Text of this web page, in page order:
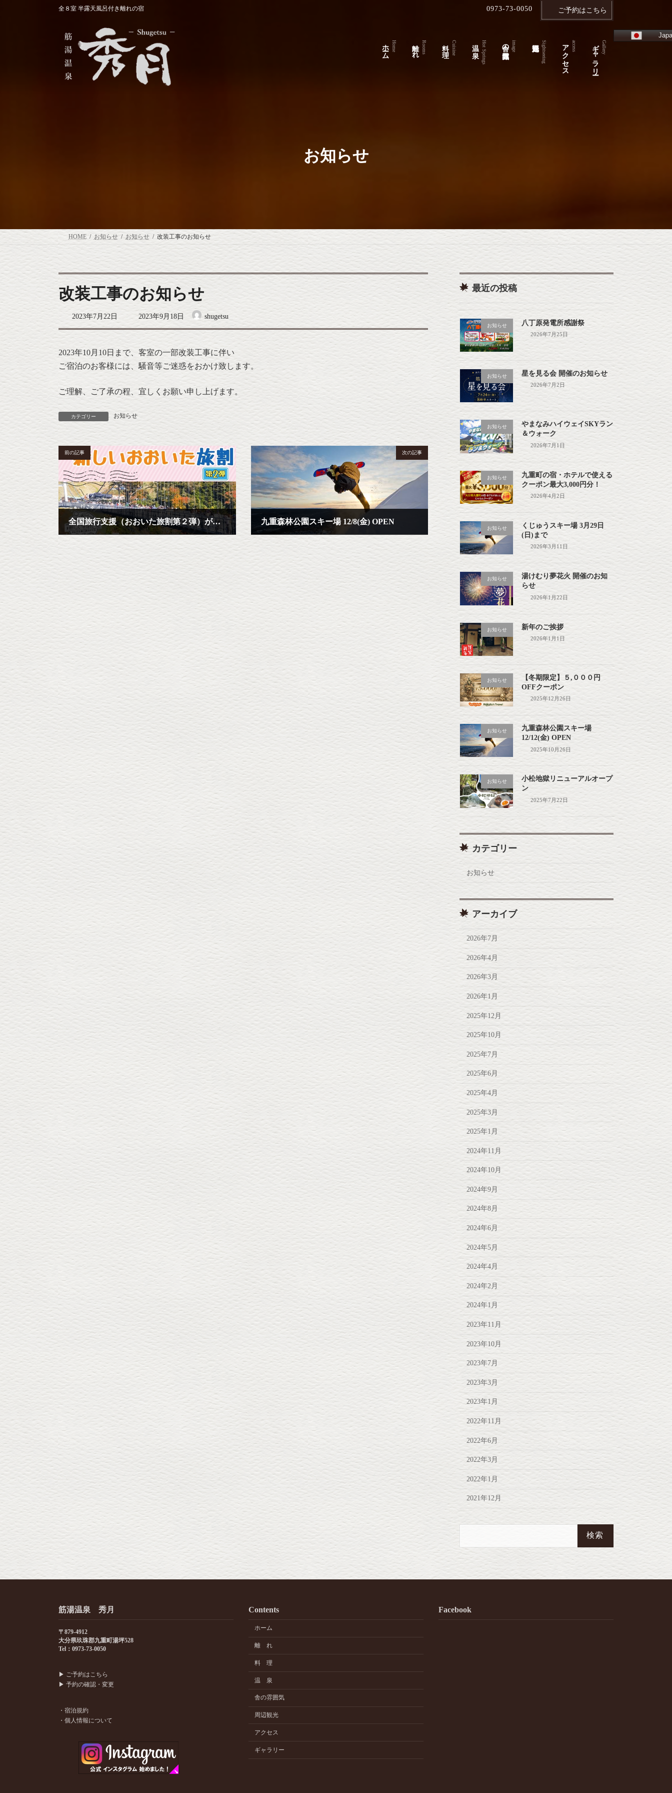
全８室 半露天風呂付き離れの宿 0973-73-0050 ご予約はこちら
ホーム Home 離 れ Rooms Cuisine Hot Springs 舎の雰囲気 image Sightseeing アクセス access ギャラリー Gallery
お知らせ
HOME お知らせ お知らせ 改装工事のお知らせ
改装工事のお知らせ
2023年7月22日
最
更
日
時
:
2023年9月18日 shugetsu
2023年10月10日まで、客室の一部改装工事に伴い
ご宿泊のお客様には、騒音等ご迷惑をおかけ致します。
ご理解、ご了承の程、宜しくお願い申し上げます。
カテゴリー お知らせ
前の記事
全国旅行支援（おおいた旅割第２弾）が延長されました
次の記事
九重森林公園スキー場 12/8(金) OPEN
最近の投稿
お知らせ 八丁原発電所感謝祭
2026年7月25日
お知らせ 星を見る会 開催のお知らせ
2026年7月2日
お知らせ
やまなみハイウェイSKYラン
＆ウォーク
2026年7月1日
お知らせ
九重町の宿・ホテルで使える
クーポン最大3,000円分！
2026年4月2日
お知らせ
くじゅうスキー場 3月29日
(日)まで
2026年3月11日
お知らせ
湯けむり夢花火 開催のお知
らせ
2026年1月22日
お知らせ 新年のご挨拶
2026年1月1日
お知らせ
【冬期限定】５,０００円
OFFクーポン
2025年12月26日
お知らせ
九重森林公園スキー場
12/12(金) OPEN
2025年10月26日
お知らせ
小松地獄リニューアルオープ
ン
2025年7月22日
カテゴリー
お知らせ
アーカイブ
2026年7月
2026年4月
2026年3月
2026年1月
2025年12月
2025年10月
2025年7月
2025年6月
2025年4月
2025年3月
2025年1月
2024年11月
2024年10月
2024年9月
2024年8月
2024年6月
2024年5月
2024年4月
2024年2月
2024年1月
2023年11月
2023年10月
2023年7月
2023年3月
2023年1月
2022年11月
2022年6月
2022年3月
2022年1月
2021年12月
筋湯温泉 秀月
〒879-4912
大分県玖珠郡九重町湯坪528
Tel：0973-73-0050
▶ ご予約はこちら
▶ 予約の確認・変更
・宿泊規約
・個人情報について
Contents
ホーム
離 れ
料 理
温 泉
舎の雰囲気
周辺観光
アクセス
ギャラリー
Facebook